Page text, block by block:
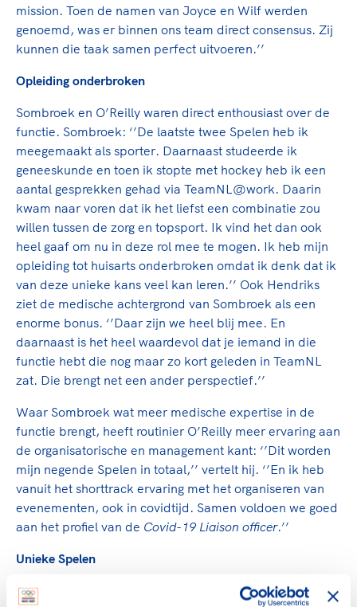
mission. Toen de namen van Joyce en Wilf werden
genoemd, was er binnen ons team direct consensus. Zij
kunnen die taak samen perfect uitvoeren.’’
Opleiding onderbroken
Sombroek en O’Reilly waren direct enthousiast over de
functie. Sombroek: ‘’De laatste twee Spelen heb ik
meegemaakt als sporter. Daarnaast studeerde ik
geneeskunde en toen ik stopte met hockey heb ik een
aantal gesprekken gehad via TeamNL@work. Daarin
kwam naar voren dat ik het liefst een combinatie zou
willen tussen de zorg en topsport. Ik vind het dan ook
heel gaaf om nu in deze rol mee te mogen. Ik heb mijn
opleiding tot huisarts onderbroken omdat ik denk dat ik
van deze unieke kans veel kan leren.’’ Ook Hendriks
ziet de medische achtergrond van Sombroek als een
enorme bonus. ‘’Daar zijn we heel blij mee. En
daarnaast is het heel waardevol dat je iemand in die
functie hebt die nog maar zo kort geleden in TeamNL
zat. Die brengt net een ander perspectief.’’
Waar Sombroek wat meer medische expertise in de
functie brengt, heeft routinier O’Reilly meer ervaring aan
de organisatorische en management kant: ‘’Dit worden
mijn negende Spelen in totaal,’’ vertelt hij. ‘’En ik heb
vanuit het shorttrack ervaring met het organiseren van
evenementen, ook in covidtijd. Samen voldoen we goed
aan het profiel van de Covid-19 Liaison officer.’’
Unieke Spelen
De twee oud-topsporters hebben de belangrijke rol om